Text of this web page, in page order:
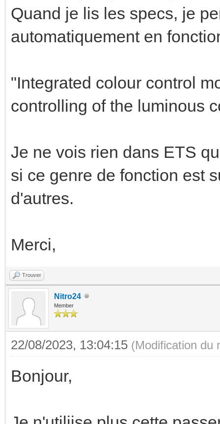
Quand je lis les specs, je
automatiquement en
"Integrated colour control
controlling of the luminous
Je ne vois rien dans ETS
si ce genre de fonction est
d'autres.
Merci,
Trouver
Nitro24
Member
22/08/2023, 13:04:15 (Modification du
Bonjour,